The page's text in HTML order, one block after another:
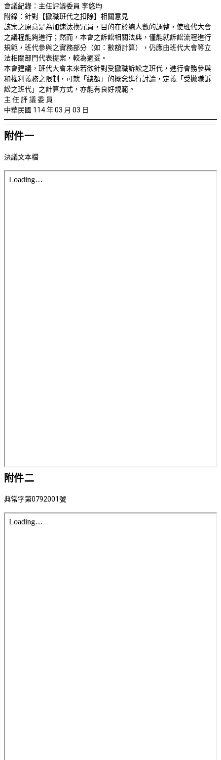
會議紀錄：主任評議委員 李悠均
附錄：針對【撤職班代之扣除】相關意見
該案之原意是為加速汰換冗員，目的在於總人數的調整，使班代大會
之議程能夠進行；然而，本會之訴訟相關法典，僅能就訴訟流程進行
規範，班代參與之實務部分（如：數額計算），仍應由班代大會等立
法相關部門代表提案，較為適妥。
本會建議，班代大會未來若欲針對受撤職訴訟之班代，進行會務參與
和權利義務之限制，可就「總額」的概念進行討論，定義「受撤職訴
訟之班代」之計算方式，亦能有良好規範。
主 任 評 議 委 員
中華民國 114 年 03 月 03 日
附件一
決議文本檔
附件二
典常字第0792001號